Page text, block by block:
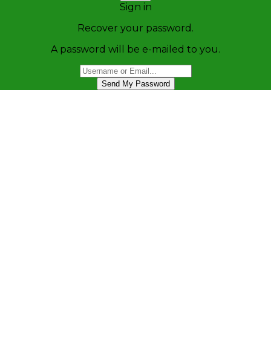
Sign in
Recover your password.
A password will be e-mailed to you.